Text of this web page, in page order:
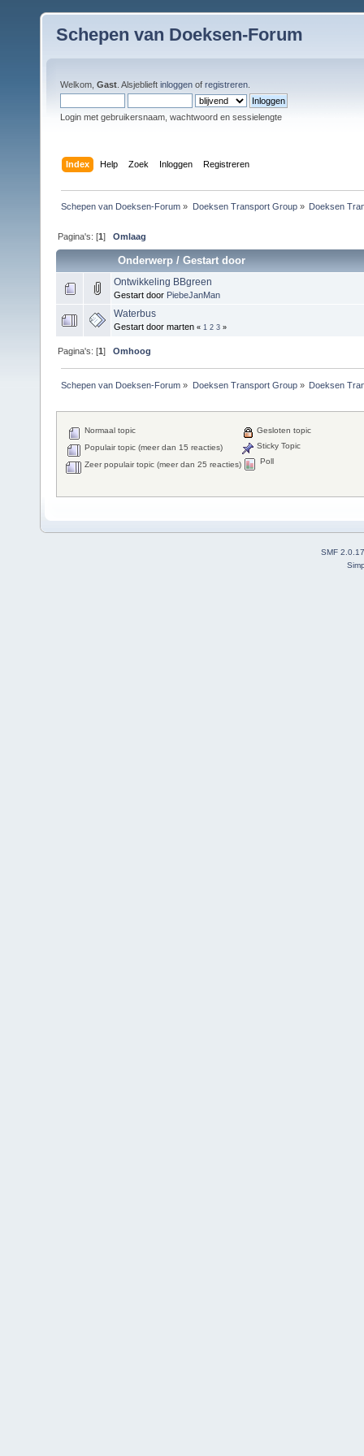
Schepen van Doeksen-Forum
Welkom, Gast . Alsjeblieft inloggen of registreren
Login met gebruikersnaam, wachtwoord en sessielengte
Index Help Zoek Inloggen Registreren
Schepen van Doeksen-Forum » Doeksen Transport Group» Doeksen
Pagina's: [1]Omlaag
Onderwerp /Gestart door
Ontwikkeling BBgreen
Gestart door PiebeJanMan
Waterbus
Gestart door marten « 1 2 3 »
Pagina's: [1]Omhoog
Schepen van Doeksen-Forum » Doeksen Transport Group» Doeksen
Normaal topic
Populair topic (meer dan 15 reacties)
Zeer populair topic (meer dan 25 reacties)
Gesloten topic
Sticky Topic
Poll
SMF 2.0.17